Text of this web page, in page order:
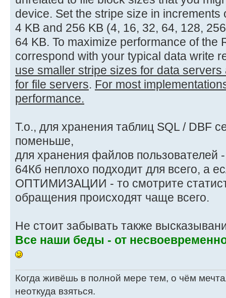
device. Set the stripe size in increments
4 KB and 256 KB (4, 16, 32, 64, 128,
64 KB. To maximize performance of the
correspond with your typical data write
use smaller stripe sizes for data
for file servers. For most
performance.
Т.о., для хранения таблиц SQL / DBF
поменьше,
для хранения файлов
64Кб неплохо подходит для всего,
ОПТИМИЗАЦИИ - то смотрите
обращения происходят чаще всего.
Не стоит забывать также
Все наши беды - от
Когда живёшь в полной мере тем, о чём
неоткуда взяться.